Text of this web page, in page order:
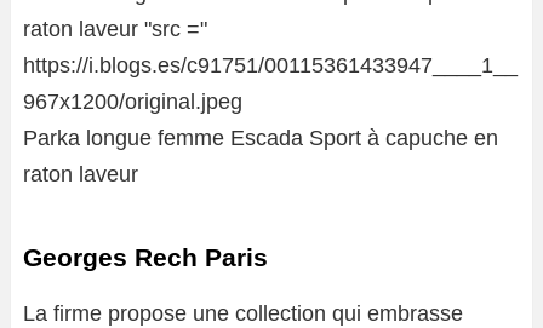
Parka longue femme Escada Sport à capuche en
raton laveur
Georges Rech Paris
La firme propose une collection qui embrasse